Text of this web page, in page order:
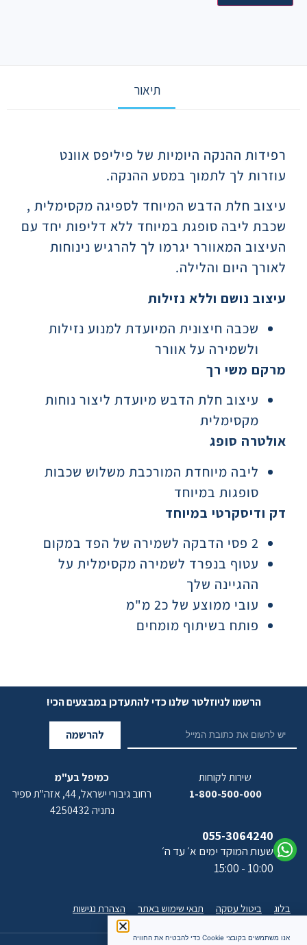
תיאור
רפידות ההנקה היומיות של פיליפס אוונט
עוזרות לך לתמוך במסע ההנקה.
עיצוב חלת הדבש המיוחד לספיגה מקסימלית ,
שכבת ליבה סופגת במיוחד ללא דליפות יחד עם
העיצוב המאוורר יגרמו לך להרגיש נינוחות
לאורך היום והלילה.
עיצוב נושם וללא נזילות
שכבה חיצונית המיועדת למנוע נזילות
ולשמירה על אוורר
מרקם משי רך
עיצוב חלת הדבש מיועדת ליצור נוחות
מקסימלית
אולטרה סופג
ליבה מיוחדת המורכבת משלוש שכבות
סופגות במיוחד
דק ודיסקרטי במיוחד
2 פסי הדבקה לשמירה של הפד במקום
עטוף בנפרד לשמירה מקסימלית על
ההגיינה שלך
עובי ממוצע של כ2 מ"מ
פותח בשיתוף מומחים
הרשמו לניוזלטר שלנו כדי להתעדכן במבצעים הכי!
להרשמה
שירות לקוחות
1-800-500-000
055-3064240
שעות המוקד ימים א׳ עד ה׳
10:00 - 15:00
כמיפל בע"מ
רחוב גיבורי ישראל, 44, אזה"ת ספיר
נתניה 4250432
בלוג ביטול עסקה תנאי שימוש באתר הצהרת נגישות
אנו משתמשים בקובצי Cookie כדי להבטיח את החוויה